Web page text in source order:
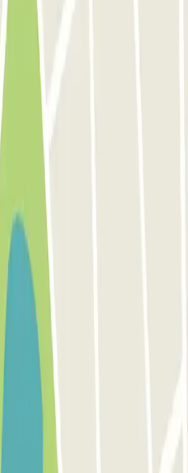
dell'Aeroporto di Madrid - Barajas
dell'Aeroporto di Madrid - Barajas
dell'Aeroporto di Madrid - Barajas
Piazzale Roma Venezia
Milano
1 Parcheggio Malpensa
e rimani